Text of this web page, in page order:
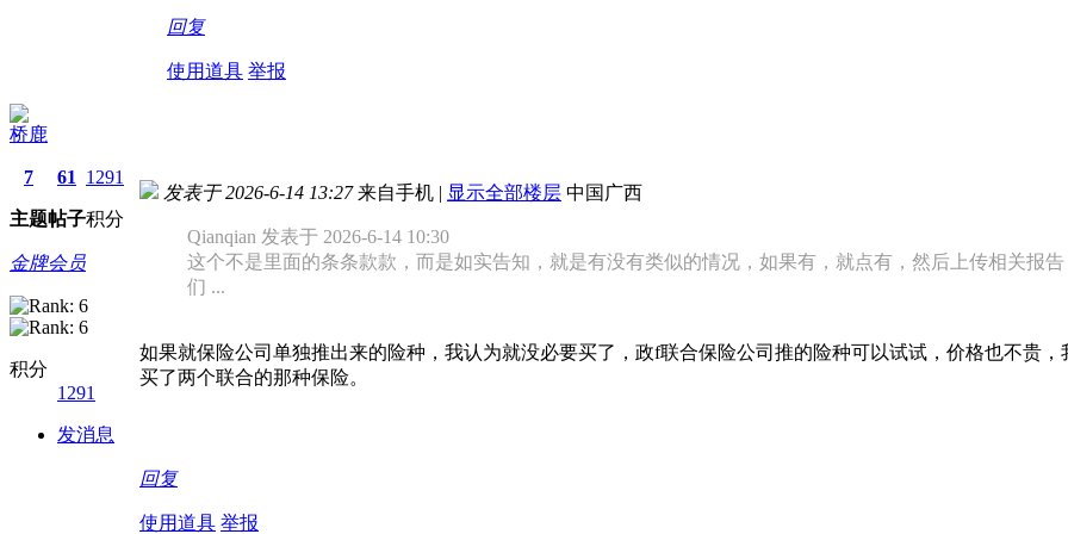
回复
使用道具 举报
桥鹿
7
主题
61
帖子
1291
积分
金牌会员
积分
1291
发消息
发表于 2026-6-14 13:27 来自手机 | 显示全部楼层 中国广西
Qianqian 发表于 2026-6-14 10:30
这个不是里面的条条款款，而是如实告知，就是有没有类似的情况，如果有，就点有，然后上传相关报
们 ...
如果就保险公司单独推出来的险种，我认为就没必要买了，政f联合保险公司推的险种可以试试，价格也不贵，
买了两个联合的那种保险。
回复
使用道具 举报